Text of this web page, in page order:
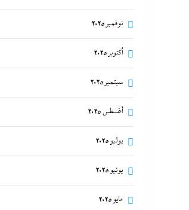
نوفمبر 2025
أكتوبر 2025
سبتمبر 2025
أغسطس 2025
يوليو 2025
يونيو 2025
مايو 2025